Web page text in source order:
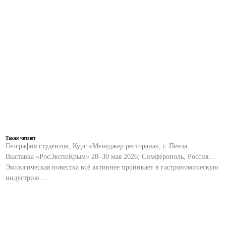
Также читают
География студентов, Курс «Менеджер ресторана», г. Пенза…
Выставка «РосЭкспоКрым» 28–30 мая 2026; Симферополь, Россия…
Экологическая повестка всё активнее проникает в гастрономическую
индустрию….